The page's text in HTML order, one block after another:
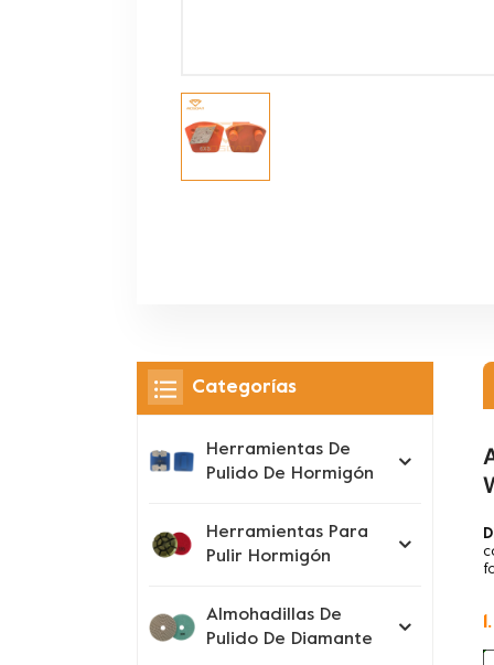
Categorías
Herramientas De
Pulido De Hormigón
Herramientas Para
Pulir Hormigón
Almohadillas De
Pulido De Diamante